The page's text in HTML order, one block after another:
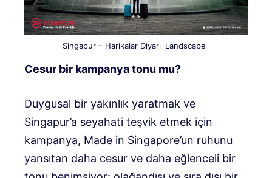
Singapur – Harikalar Diyarı_Landscape_
Cesur bir kampanya tonu mu?
Duygusal bir yakınlık yaratmak ve
Singapur’a seyahati teşvik etmek için
kampanya, Made in Singapore’un ruhunu
yansıtan daha cesur ve daha eğlenceli bir